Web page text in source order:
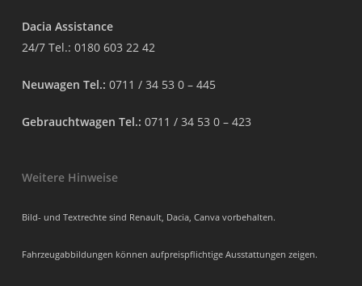
Dacia Assistance
24/7 Tel.: 0180 603 22 42
Neuwagen Tel.: 0711 / 34 53 0 – 445
Gebrauchtwagen Tel.: 0711 / 34 53 0 – 423
Weitere Hinweise
Bild- und Textrechte sind Renault, Dacia, Canva vorbehalten.
Fahrzeugabbildungen können aufpreispflichtige Ausstattungen zeigen.